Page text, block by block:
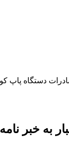
دستگاه پاپ
به خبر نامه